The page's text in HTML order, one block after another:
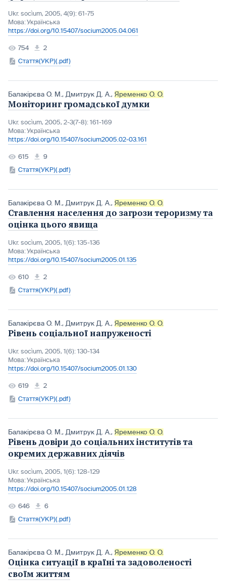
Ukr. socìum, 2005, 4(9): 61-75
Мова:Українська
https://doi.org/10.15407/socium2005.04.061
754
2
Стаття(УКР)(.pdf)
Балакірєва О. М. , Дмитрук Д. А. , Яременко О. О.
Моніторинг громадської думки
Ukr. socìum, 2005, 2-3(7-8): 161-169
Мова:Українська
https://doi.org/10.15407/socium2005.02-03.161
615
9
Стаття(УКР)(.pdf)
Балакірєва О. М. , Дмитрук Д. А. , Яременко О. О.
Ставлення населення до загрози тероризму та
оцінка цього явища
Ukr. socìum, 2005, 1(6): 135-136
Мова:Українська
https://doi.org/10.15407/socium2005.01.135
610
2
Стаття(УКР)(.pdf)
Балакірєва О. М. , Дмитрук Д. А. , Яременко О. О.
Рівень соціальної напруженості
Ukr. socìum, 2005, 1(6): 130-134
Мова:Українська
https://doi.org/10.15407/socium2005.01.130
619
2
Стаття(УКР)(.pdf)
Балакірєва О. М. , Дмитрук Д. А. , Яременко О. О.
Рівень довіри до соціальних інститутів та
окремих державних діячів
Ukr. socìum, 2005, 1(6): 128-129
Мова:Українська
https://doi.org/10.15407/socium2005.01.128
646
6
Стаття(УКР)(.pdf)
Балакірєва О. М. , Дмитрук Д. А. , Яременко О. О.
Оцінка ситуації в країні та задоволеності
своїм життям